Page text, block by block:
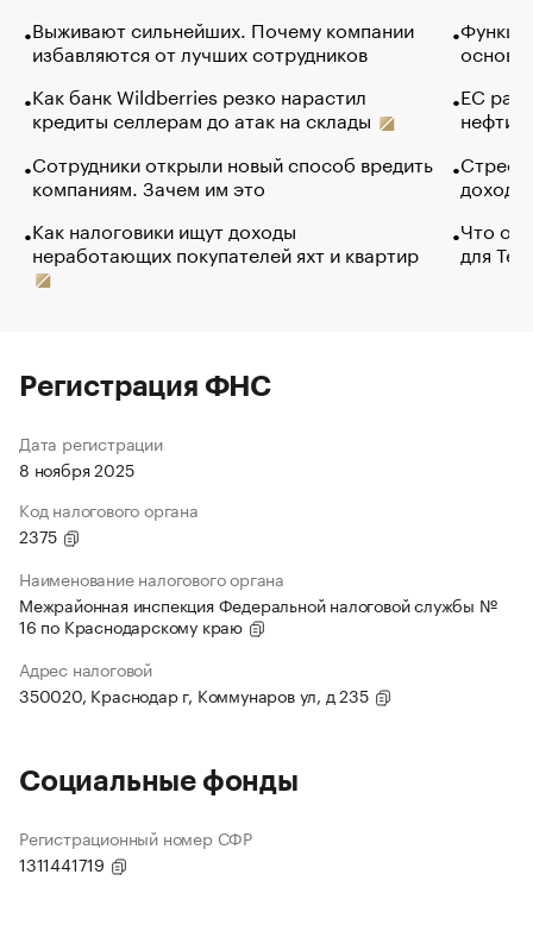
Выживают сильнейших. Почему компании
избавляются от лучших сотрудников
Как банк Wildberries резко нарастил
кредиты селлерам до атак на склады
Сотрудники открыли новый способ вредить
компаниям. Зачем им это
Как налоговики ищут доходы
неработающих покупателей яхт и квартир
основ
ЕС
нефти
Что
для
Регистрация ФНС
Дата регистрации
8 ноября 2025
Код налогового органа
2375
Наименование налогового органа
Межрайонная инспекция Федеральной налоговой службы №
16 по Краснодарскому краю
Адрес налоговой
350020, Краснодар г, Коммунаров ул, д 235
Социальные фонды
Регистрационный номер СФР
1311441719